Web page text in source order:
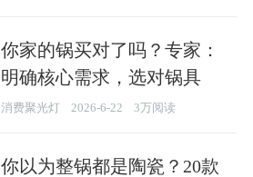
你家的锅买对了吗？专家：
明确核心需求，选对锅具
消费聚光灯 2026-6-22 3万阅读
你以为整锅都是陶瓷？20款